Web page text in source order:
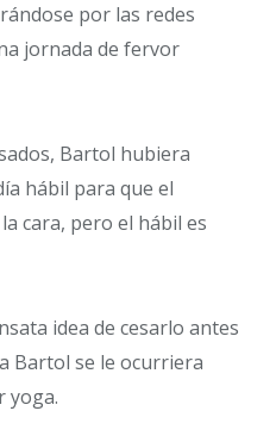
por las redes
jornada de fervor
Bartol hubiera
hábil para que el
cara, pero el hábil es
idea de cesarlo antes
Bartol se le ocurriera
yoga.